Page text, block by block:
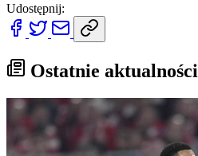
Udostępnij:
Ostatnie aktualności